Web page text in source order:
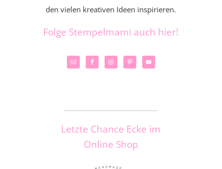
den vielen kreativen Ideen inspirieren.
Folge Stempelmami auch hier!
Letzte Chance Ecke im
Online Shop